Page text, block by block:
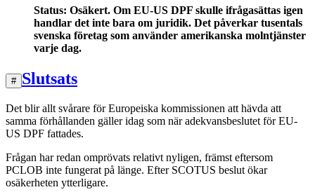
Status: Osäkert. Om EU-US DPF skulle ifrågasättas igen
handlar det inte bara om juridik. Det påverkar tusentals
svenska företag som använder amerikanska molntjänster
varje dag.
# Slutsats
Det blir allt svårare för Europeiska kommissionen att hävda att
samma förhållanden gäller idag som när adekvansbeslutet för EU-
US DPF fattades.
Frågan har redan omprövats relativt nyligen, främst eftersom
PCLOB inte fungerat på länge. Efter SCOTUS beslut ökar
osäkerheten ytterligare.